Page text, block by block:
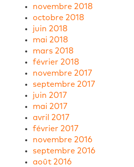
novembre 2018
octobre 2018
juin 2018
mai 2018
mars 2018
février 2018
novembre 2017
septembre 2017
juin 2017
mai 2017
avril 2017
février 2017
novembre 2016
septembre 2016
août 2016